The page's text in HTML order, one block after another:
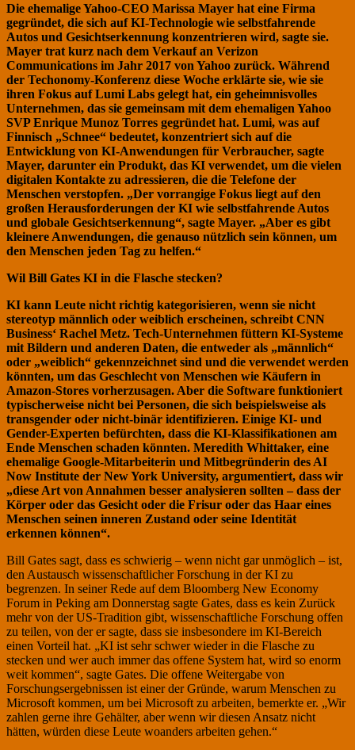
Die ehemalige Yahoo-CEO Marissa Mayer hat eine Firma
gegründet, die sich auf KI-Technologie wie selbstfahrende
Autos und Gesichtserkennung konzentrieren wird, sagte sie.
Mayer trat kurz nach dem Verkauf an Verizon
Communications im Jahr 2017 von Yahoo zurück. Während
der Techonomy-Konferenz diese Woche erklärte sie, wie sie
ihren Fokus auf Lumi Labs gelegt hat, ein geheimnisvolles
Unternehmen, das sie gemeinsam mit dem ehemaligen Yahoo
SVP Enrique Munoz Torres gegründet hat. Lumi, was auf
Finnisch „Schnee“ bedeutet, konzentriert sich auf die
Entwicklung von KI-Anwendungen für Verbraucher, sagte
Mayer, darunter ein Produkt, das KI verwendet, um die vielen
digitalen Kontakte zu adressieren, die die Telefone der
Menschen verstopfen. „Der vorrangige Fokus liegt auf den
großen Herausforderungen der KI wie selbstfahrende Autos
und globale Gesichtserkennung“, sagte Mayer. „Aber es gibt
kleinere Anwendungen, die genauso nützlich sein können, um
den Menschen jeden Tag zu helfen.“
Wil Bill Gates KI in die Flasche stecken?
KI kann Leute nicht richtig kategorisieren, wenn sie nicht
stereotyp männlich oder weiblich erscheinen, schreibt CNN
Business‘ Rachel Metz. Tech-Unternehmen füttern KI-Systeme
mit Bildern und anderen Daten, die entweder als „männlich“
oder „weiblich“ gekennzeichnet sind und die verwendet werden
könnten, um das Geschlecht von Menschen wie Käufern in
Amazon-Stores vorherzusagen. Aber die Software funktioniert
typischerweise nicht bei Personen, die sich beispielsweise als
transgender oder nicht-binär identifizieren. Einige KI- und
Gender-Experten befürchten, dass die KI-Klassifikationen am
Ende Menschen schaden könnten. Meredith Whittaker, eine
ehemalige Google-Mitarbeiterin und Mitbegründerin des AI
Now Institute der New York University, argumentiert, dass wir
„diese Art von Annahmen besser analysieren sollten – dass der
Körper oder das Gesicht oder die Frisur oder das Haar eines
Menschen seinen inneren Zustand oder seine Identität
erkennen können“.
Bill Gates sagt, dass es schwierig – wenn nicht gar unmöglich – ist,
den Austausch wissenschaftlicher Forschung in der KI zu
begrenzen. In seiner Rede auf dem Bloomberg New Economy
Forum in Peking am Donnerstag sagte Gates, dass es kein Zurück
mehr von der US-Tradition gibt, wissenschaftliche Forschung offen
zu teilen, von der er sagte, dass sie insbesondere im KI-Bereich
einen Vorteil hat. „KI ist sehr schwer wieder in die Flasche zu
stecken und wer auch immer das offene System hat, wird so enorm
weit kommen“, sagte Gates. Die offene Weitergabe von
Forschungsergebnissen ist einer der Gründe, warum Menschen zu
Microsoft kommen, um bei Microsoft zu arbeiten, bemerkte er. „Wir
zahlen gerne ihre Gehälter, aber wenn wir diesen Ansatz nicht
hätten, würden diese Leute woanders arbeiten gehen.“